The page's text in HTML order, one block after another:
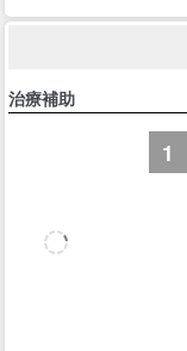
治療補助
1